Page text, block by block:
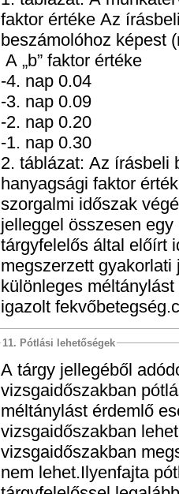
faktor értéke Az
beszámolóhoz képest
A „b” faktor értéke
-4. nap 0.04
-3. nap 0.09
-2. nap 0.20
-1. nap 0.30
2. táblázat: Az írásbeli
hanyagsági faktor
szorgalmi időszak
jelleggel összesen
tárgyfelelős által előírt
megszerzett
különleges
igazolt
11. Pótlási lehetőségek
A tárgy jellegéből
vizsgaidőszakban
méltánylást érdemlő
vizsgaidőszakban
vizsgaidőszakban
nem lehet.Ilyenfajta